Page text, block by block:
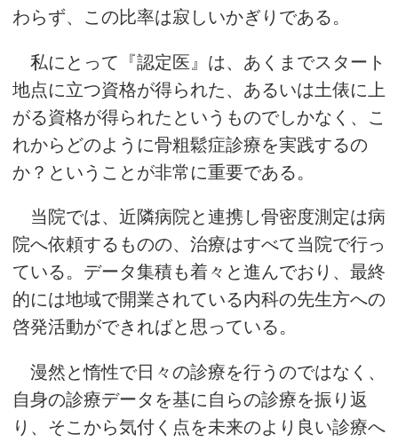
わらず、この比率は寂しいかぎりである。
私にとって『認定医』は、あくまでスタート
地点に立つ資格が得られた、あるいは土俵に上
がる資格が得られたというものでしかなく、こ
れからどのように骨粗鬆症診療を実践するの
か？ということが非常に重要である。
当院では、近隣病院と連携し骨密度測定は病
院へ依頼するものの、治療はすべて当院で行っ
ている。データ集積も着々と進んでおり、最終
的には地域で開業されている内科の先生方への
啓発活動ができればと思っている。
漫然と惰性で日々の診療を行うのではなく、
自身の診療データを基に自らの診療を振り返
り、そこから気付く点を未来のより良い診療へ